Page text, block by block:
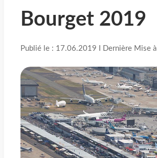
Bourget 2019
Publié le : 17.06.2019 I Dernière Mise